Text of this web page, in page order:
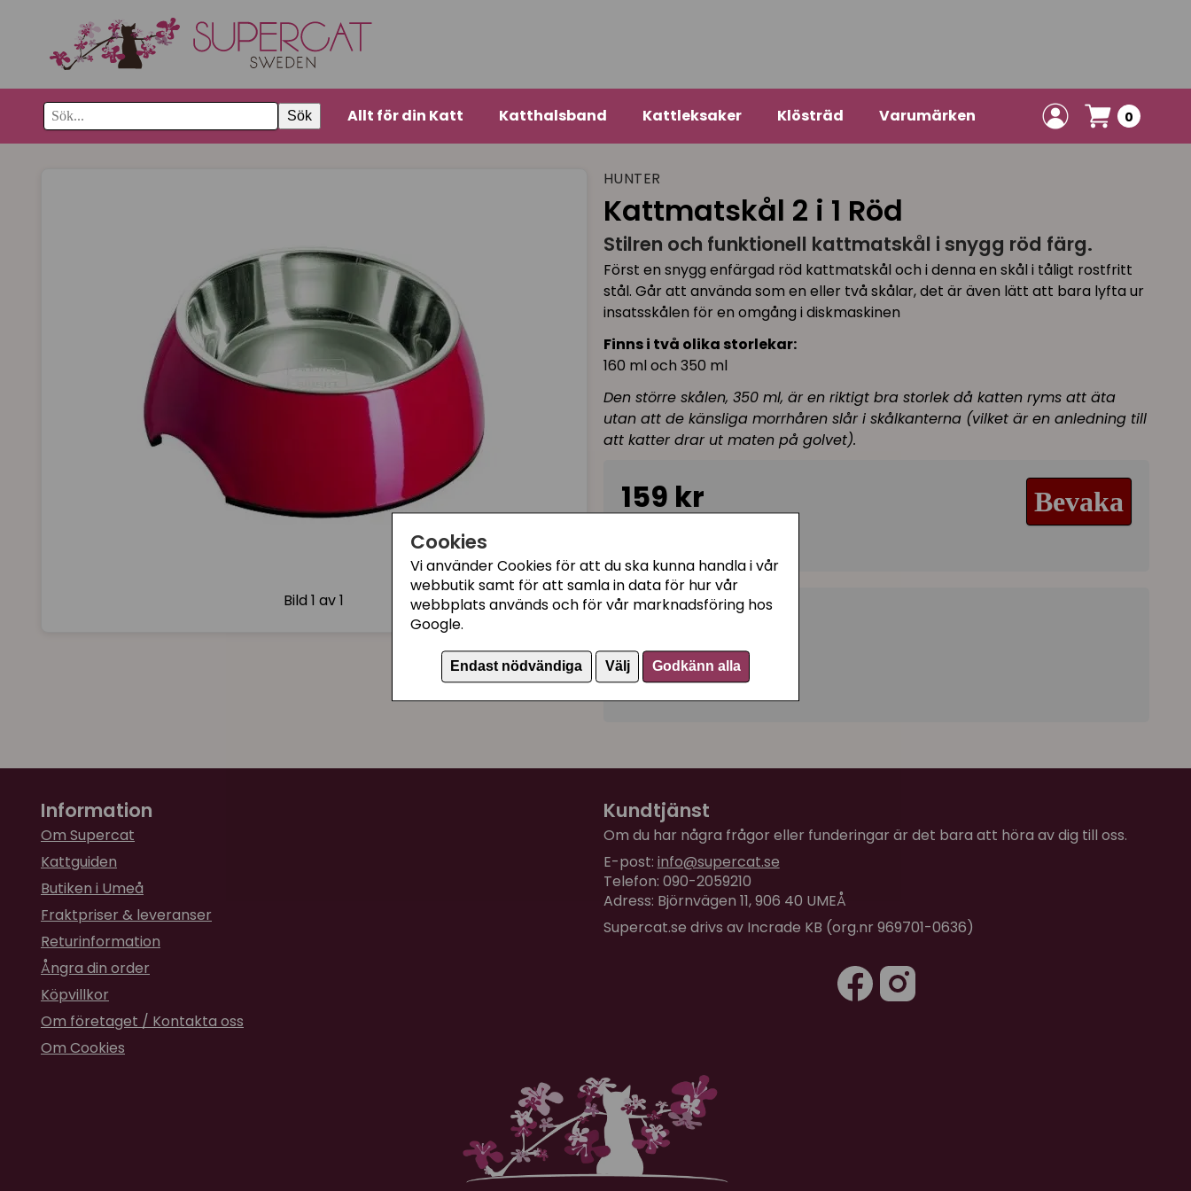
Cookies
Vi använder Cookies för att du ska kunna handla i vår
webbutik samt för att samla in data för hur vår
webbplats används och för vår marknadsföring hos
Google.
Endast nödvändiga Välj Godkänn alla
Sök Allt för din Katt Katthalsband Kattleksaker Klösträd Varumärken 0
Bild1 av 1
HUNTER
Kattmatskål 2 i 1 Röd
Stilren och funktionell kattmatskål i snygg röd färg.
Först en snygg enfärgad röd kattmatskål och i denna en skål i tåligt rostfritt
stål. Går att använda som en eller två skålar, det är även lätt att bara lyfta ur
insatsskålen för en omgång i diskmaskinen
Finns i två olika storlekar:
160 ml och 350 ml
Den större skålen, 350 ml, är en riktigt bra storlek då katten ryms att äta
utan att de känsliga morrhåren slår i skålkanterna (vilket är en anledning till
att katter drar ut maten på golvet).
159 kr Bevaka
Kategorier:
Rostfria matskålar
Information
Om Supercat
Kattguiden
Butiken i Umeå
Fraktpriser & leveranser
Returinformation
Ångra din order
Köpvillkor
Om företaget / Kontakta oss
Om Cookies
Kundtjänst
Om du har några frågor eller funderingar är det bara att höra av dig till oss.
E-post: info@supercat.se
Telefon: 090-2059210
Adress: Björnvägen 11, 906 40 UMEÅ
Supercat.se drivs av Incrade KB (org.nr 969701-0636)